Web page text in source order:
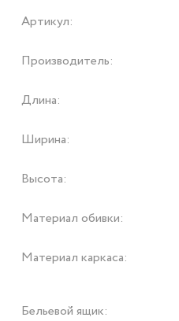
Артикул:
Производитель:
Длина:
Ширина:
Высота:
Материал обивки:
Материал каркаса:
Бельевой ящик: